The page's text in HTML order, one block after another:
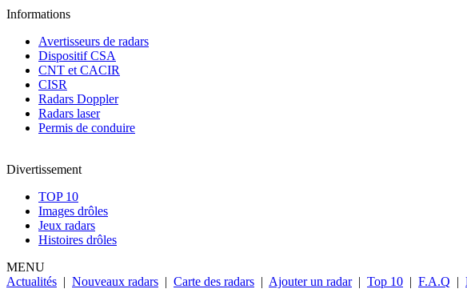
Informations
Avertisseurs de radars
Dispositif CSA
CNT et CACIR
CISR
Radars Doppler
Radars laser
Permis de conduire
Divertissement
TOP 10
Images drôles
Jeux radars
Histoires drôles
MENU
Actualités | Nouveaux radars | Carte des radars | Ajouter un radar | Top 10 | F.A.Q |